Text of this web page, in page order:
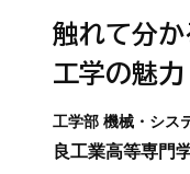
触れて分か
工学の魅力
工学部 機械・シス
良工業高等専門